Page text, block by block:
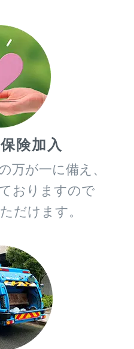
険加入
万が一に備え、
おりますので
だけます。